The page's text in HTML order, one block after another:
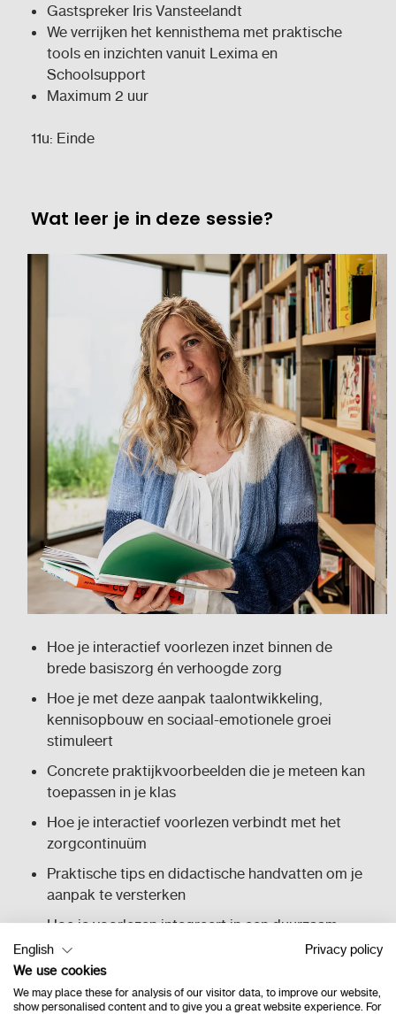
Gastspreker Iris Vansteelandt
We verrijken het kennisthema met praktische
tools en inzichten vanuit Lexima en
Schoolsupport
Maximum 2 uur
11u: Einde
Wat leer je in deze sessie?
Hoe je interactief voorlezen inzet binnen de
brede basiszorg én verhoogde zorg
Hoe je met deze aanpak taalontwikkeling,
kennisopbouw en sociaal-emotionele groei
stimuleert
Concrete praktijkvoorbeelden die je meteen kan
toepassen in je klas
Hoe je interactief voorlezen verbindt met het
zorgcontinuüm
Praktische tips en didactische handvatten om je
aanpak te versterken
Hoe je voorlezen integreert in een duurzaam
taal- en zorgbeleid
Hoe je samenwerkt met collega’s, ouders en
externe partners binnen een sterk
English
Privacy policy
We use cookies
We may place these for analysis of our visitor data, to improve our website,
show personalised content and to give you a great website experience. For